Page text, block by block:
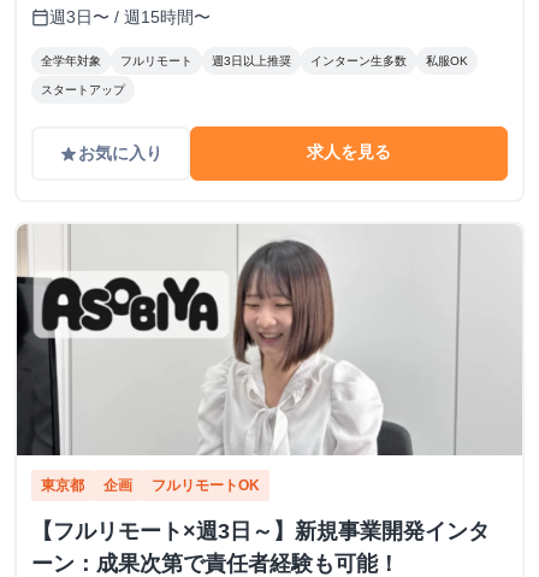
分
calendar_today週3日〜 / 週15時間〜
全学年対象 フルリモート 週3日以上推奨 インターン生多数 私服OK
スタートアップ
gradeお気に入り 求人を見る
東京都 企画 フルリモートOK
【フルリモート×週3日～】新規事業開発インタ
ーン：成果次第で責任者経験も可能！